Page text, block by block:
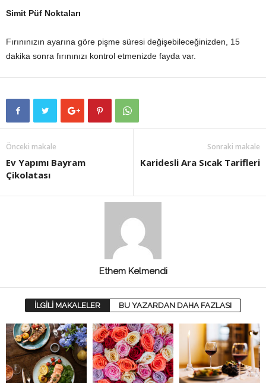
Simit Püf Noktaları
Fırınınızın ayarına göre pişme süresi değişebileceğinizden, 15
dakika sonra fırınınızı kontrol etmenizde fayda var.
Önceki makale
Ev Yapımı Bayram
Çikolatası
Sonraki makale
Karidesli Ara Sıcak Tarifleri
Ethem Kelmendi
İLGİLİ MAKALELER BU YAZARDAN DAHA FAZLASI